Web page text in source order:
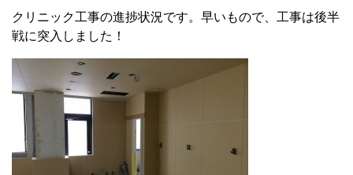
クリニック工事の進捗状況です。早いもので、工事は後半
戦に突入しました！